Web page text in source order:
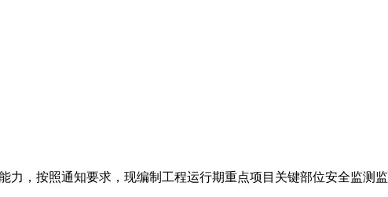
，按照通知要求，现编制工程运行期重点项目关键部位安全监测